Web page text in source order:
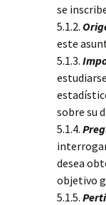
se
5.1.2.
este
5.1.3.
sobre su
5.1.4.
desea
objetivo
5.1.5.